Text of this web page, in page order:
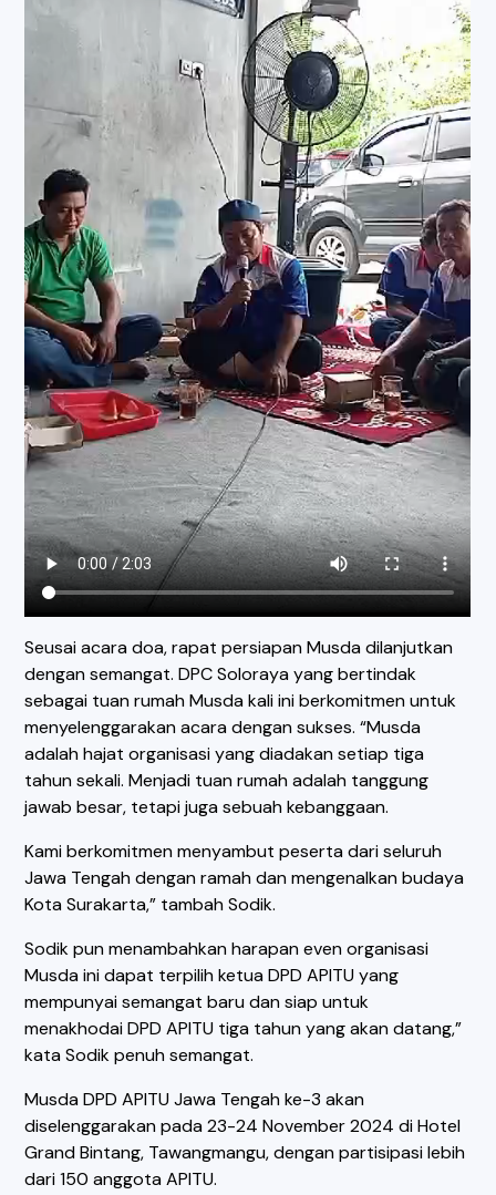
Seusai acara doa, rapat persiapan Musda dilanjutkan
dengan semangat. DPC Soloraya yang bertindak
sebagai tuan rumah Musda kali ini berkomitmen untuk
menyelenggarakan acara dengan sukses. “Musda
adalah hajat organisasi yang diadakan setiap tiga
tahun sekali. Menjadi tuan rumah adalah tanggung
jawab besar, tetapi juga sebuah kebanggaan.
Kami berkomitmen menyambut peserta dari seluruh
Jawa Tengah dengan ramah dan mengenalkan budaya
Kota Surakarta,” tambah Sodik.
Sodik pun menambahkan harapan even organisasi
Musda ini dapat terpilih ketua DPD APITU yang
mempunyai semangat baru dan siap untuk
menakhodai DPD APITU tiga tahun yang akan datang,”
kata Sodik penuh semangat.
Musda DPD APITU Jawa Tengah ke-3 akan
diselenggarakan pada 23-24 November 2024 di Hotel
Grand Bintang, Tawangmangu, dengan partisipasi lebih
dari 150 anggota APITU.